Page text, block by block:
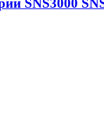
SNS3000